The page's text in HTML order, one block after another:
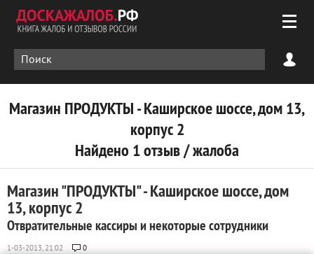
Магазин ПРОДУКТЫ - Каширское шоссе, дом 13,
корпус 2
Найдено 1 отзыв / жалоба
Магазин "ПРОДУКТЫ" - Каширское шоссе, дом
13, корпус 2
Отвратительные кассиры и некоторые сотрудники
0